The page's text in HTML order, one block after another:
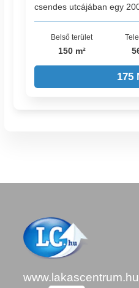
csendes utcájában egy
Belső terület
150 m²
175
www.lakascentrum.hu